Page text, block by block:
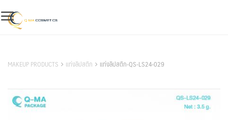
to
content
MAKEUP PRODUCTS แท่งลิปสติก แท่งลิปสติก-QS-LS24-029